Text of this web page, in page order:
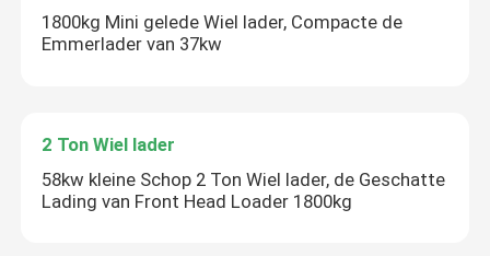
1800kg Mini gelede Wiel lader, Compacte de
Emmerlader van 37kw
2 Ton Wiel lader
58kw kleine Schop 2 Ton Wiel lader, de Geschatte
Lading van Front Head Loader 1800kg